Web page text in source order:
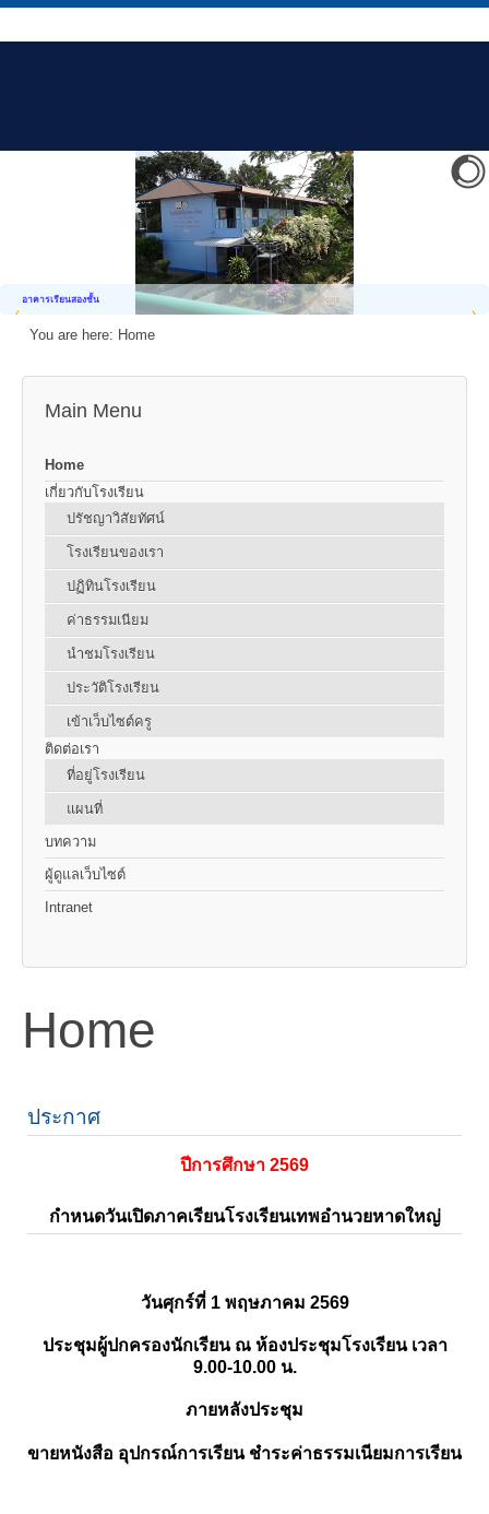
อาคารเรียนสองชั้น
You are here: Home
Main Menu
Home
เกี่ยวกับโรงเรียน
ปรัชญาวิสัยทัศน์
โรงเรียนของเรา
ปฏิทินโรงเรียน
ค่าธรรมเนียม
นำชมโรงเรียน
ประวัติโรงเรียน
เข้าเว็บไซต์ครู
ติดต่อเรา
ที่อยู่โรงเรียน
แผนที่
บทความ
ผู้ดูแลเว็บไซต์
Intranet
Home
ประกาศ
ปีการศึกษา 2569
กำหนดวันเปิดภาคเรียนโรงเรียนเทพอำนวยหาดใหญ่
วันศุกร์ที่ 1 พฤษภาคม 2569
ประชุมผู้ปกครองนักเรียน ณ ห้องประชุมโรงเรียน เวลา
9.00-10.00 น.
ภายหลังประชุม
ขายหนังสือ อุปกรณ์การเรียน ชำระค่าธรรมเนียมการเรียน